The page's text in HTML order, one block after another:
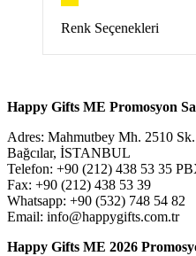
Seçenekler
ürün
sayfasından
seçilebilir
Bu
birden
var.
ürün
sayfasından
seçilebilir
Renk Seçenekleri
Happy Gifts ME Promosyon
Adres: Mahmutbey Mh. 2510
Bağcılar, İSTANBUL
Telefon: +90 (212) 438 53 35
Fax: +90 (212) 438 53 39
Whatsapp: +90 (532) 748 54 82
Email: info@happygifts.com.tr
Happy Gifts ME 2026